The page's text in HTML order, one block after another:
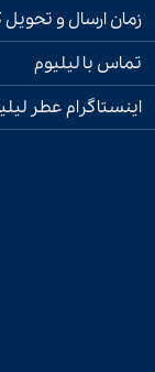
زمان ارسال و تحویل
تماس با لیلیوم
اینستاگرام عطر